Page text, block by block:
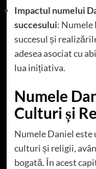
Impactul numelui
succesului: Numele
succesul și
adesea asociat cu
lua inițiativa.
Numele
Culturi și
Numele Daniel este
culturi și religii,
bogată. În acest